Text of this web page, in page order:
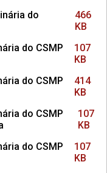
do
466
KB
do CSMP
107
KB
do CSMP
414
KB
do CSMP
107
KB
do CSMP
107
KB